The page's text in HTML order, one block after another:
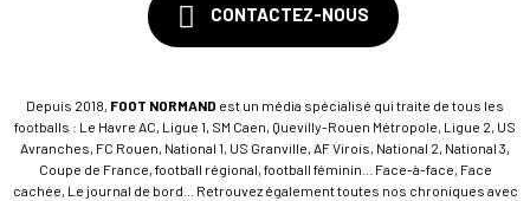
CONTACTEZ-NOUS
Depuis 2018, FOOT NORMAND est un média spécialisé qui traite de tous les
footballs : Le Havre AC, Ligue 1, SM Caen, Quevilly-Rouen Métropole, Ligue 2, US
Avranches, FC Rouen, National 1, US Granville, AF Virois, National 2, National 3,
Coupe de France, football régional, football féminin... Face-à-face, Face
cachée, Le journal de bord... Retrouvez également toutes nos chroniques avec